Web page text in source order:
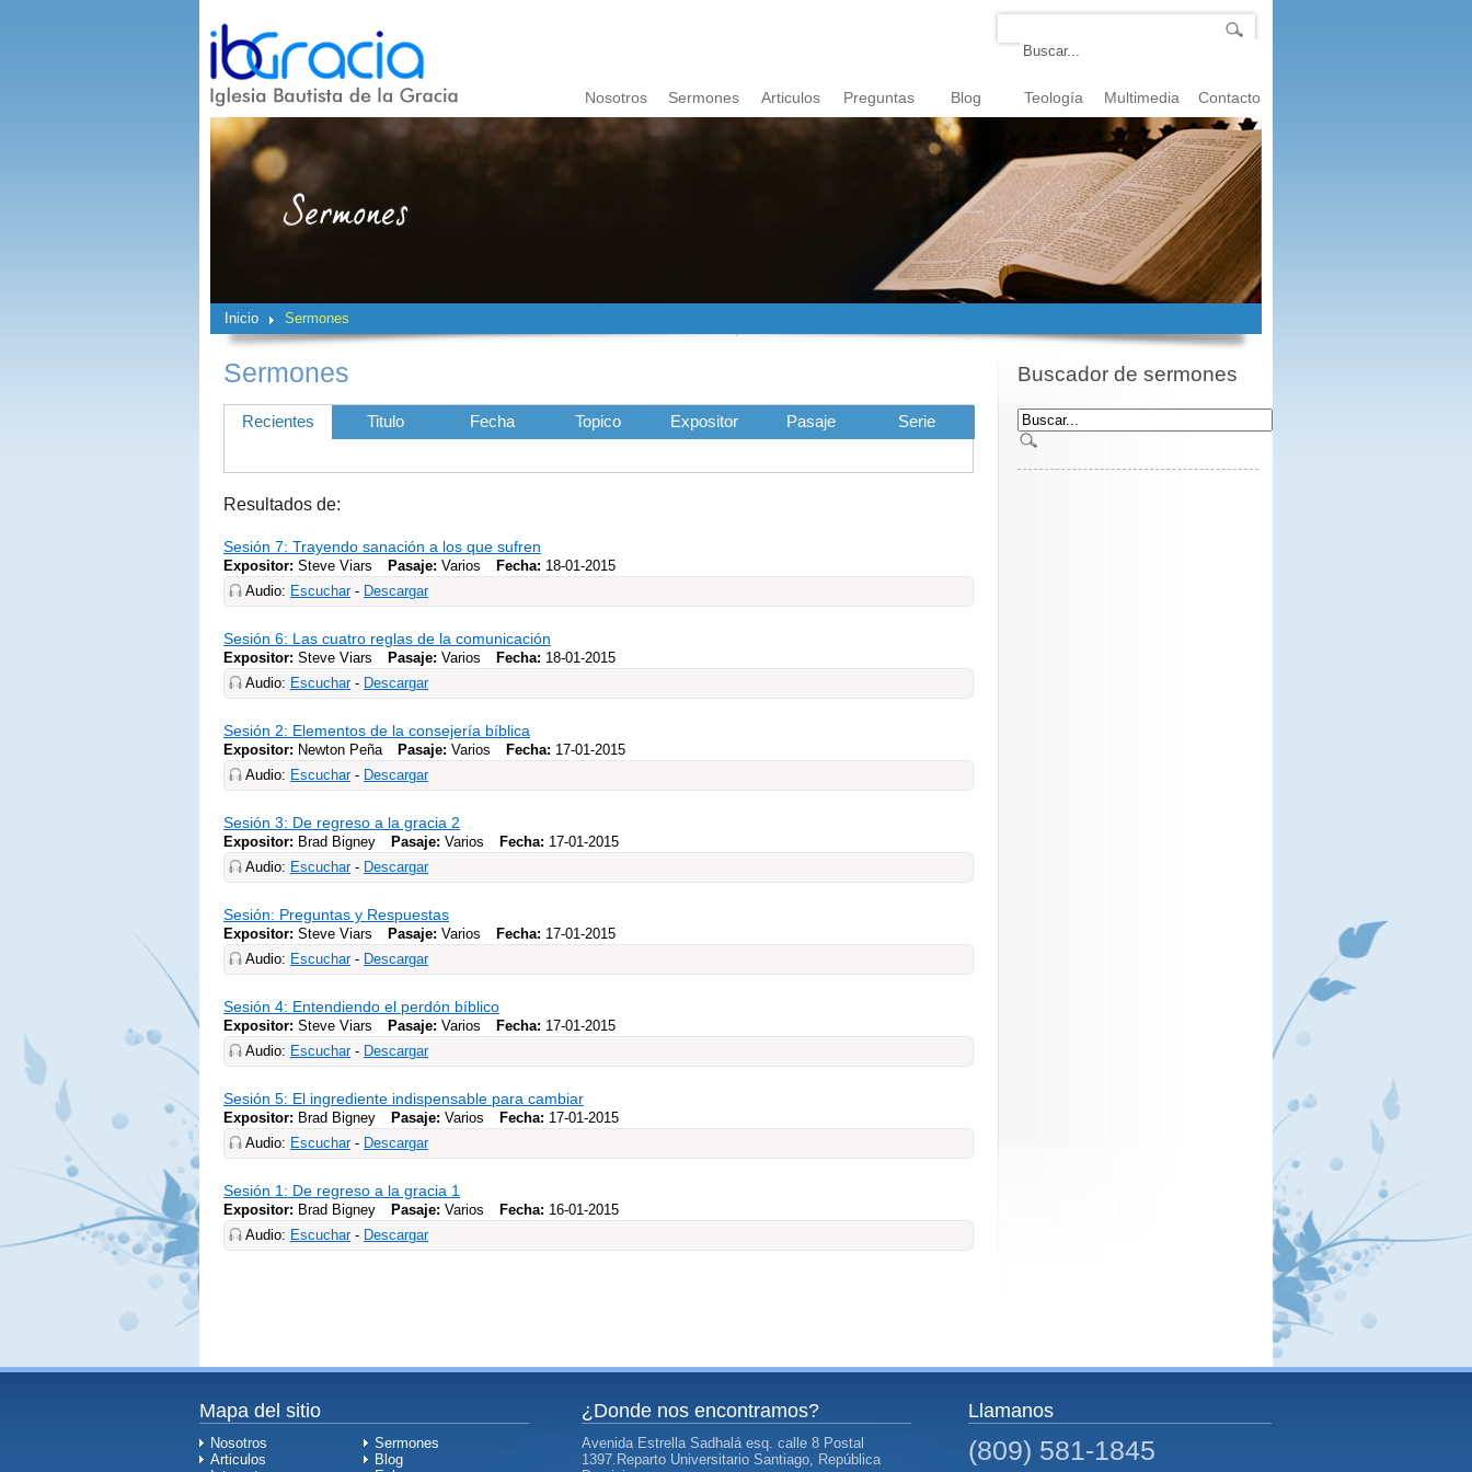
Nosotros Sermones Articulos Preguntas Blog Teología Multimedia Contacto
Inicio Sermones
Sermones
Recientes Titulo Fecha Topico Expositor Pasaje Serie
Resultados de:
Sesión 7: Trayendo sanación a los que sufren
Expositor: Steve Viars Pasaje: Varios Fecha: 18-01-2015
Audio: Escuchar- Descargar
Sesión 6: Las cuatro reglas de la comunicación
Expositor: Steve Viars Pasaje: Varios Fecha: 18-01-2015
Audio: Escuchar- Descargar
Sesión 2: Elementos de la consejería bíblica
Expositor: Newton Peña Pasaje: Varios Fecha: 17-01-2015
Audio: Escuchar- Descargar
Sesión 3: De regreso a la gracia 2
Expositor: Brad Bigney Pasaje: Varios Fecha: 17-01-2015
Audio: Escuchar- Descargar
Sesión: Preguntas y Respuestas
Expositor: Steve Viars Pasaje: Varios Fecha: 17-01-2015
Audio: Escuchar- Descargar
Sesión 4: Entendiendo el perdón bíblico
Expositor: Steve Viars Pasaje: Varios Fecha: 17-01-2015
Audio: Escuchar- Descargar
Sesión 5: El ingrediente indispensable para cambiar
Expositor: Brad Bigney Pasaje: Varios Fecha: 17-01-2015
Audio: Escuchar- Descargar
Sesión 1: De regreso a la gracia 1
Expositor: Brad Bigney Pasaje: Varios Fecha: 16-01-2015
Audio: Escuchar- Descargar
Buscador de sermones
Mapa del sitio
Nosotros
Sermones
Articulos
Blog
¿Donde nos encontramos?
Avenida Estrella Sadhalá esq. calle 8 Postal
1397.Reparto Universitario Santiago, República
Llamanos
(809) 581-1845